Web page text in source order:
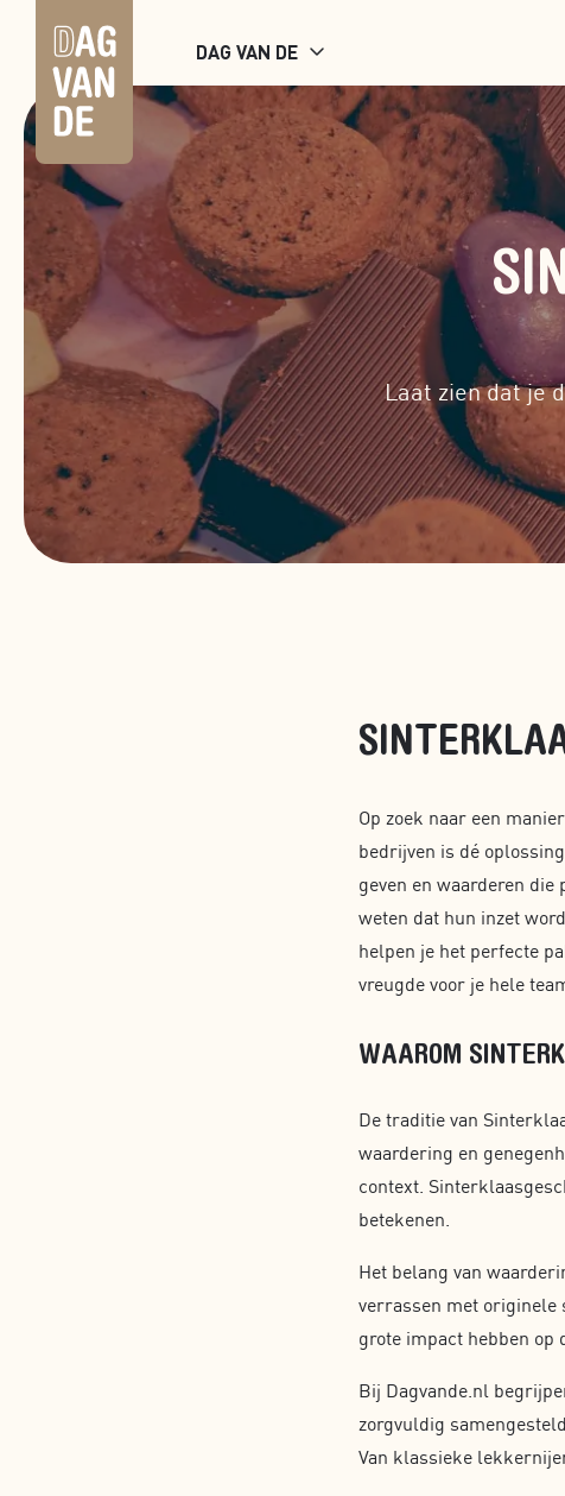
DAG VAN DE
Laat zien dat je
Op zoek naar een
bedrijven is dé
geven en waarderen
weten dat hun inzet
helpen je het perfecte
vreugde voor je hele
WAAROM
De traditie van
waardering en
context.
betekenen.
Het belang van
verrassen met originele
grote impact hebben op
Bij Dagvande.nl
zorgvuldig
Van klassieke